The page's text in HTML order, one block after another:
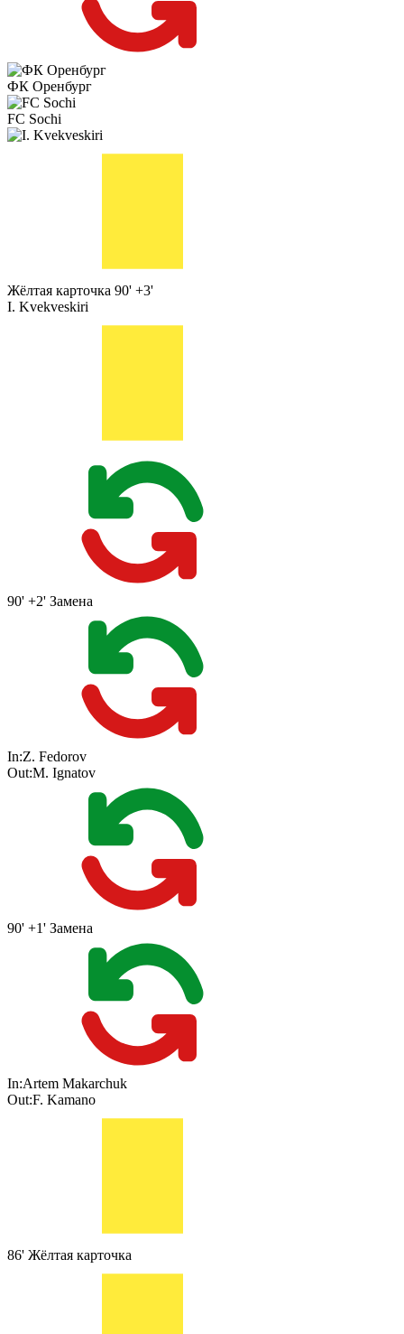
ФК Оренбург
FC Sochi
Жёлтая карточка 90' +3'
I. Kvekveskiri
90' +2' Замена
In:Z. Fedorov
Out:M. Ignatov
90' +1' Замена
In:Artem Makarchuk
Out:F. Kamano
86' Жёлтая карточка